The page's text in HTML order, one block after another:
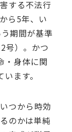
する不法行
ら5年、い
期間が基準
号）。かつ
・身体に関
ます。
つから時効
のかは単純